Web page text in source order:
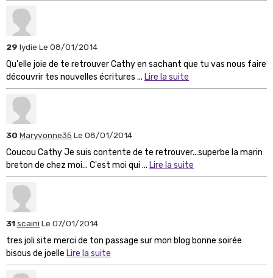
29 lydie Le 08/01/2014
Qu'elle joie de te retrouver Cathy en sachant que tu vas nous faire
découvrir tes nouvelles écritures ... Lire la suite
30 Maryvonne35 Le 08/01/2014
Coucou Cathy Je suis contente de te retrouver...superbe la marin
breton de chez moi... C'est moi qui ... Lire la suite
31scaini Le 07/01/2014
tres joli site merci de ton passage sur mon blog bonne soirée
bisous de joelle Lire la suite